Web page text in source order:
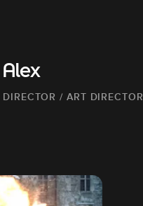
Alex
DIRECTOR / ART DIRECTOR